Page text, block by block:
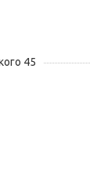
45